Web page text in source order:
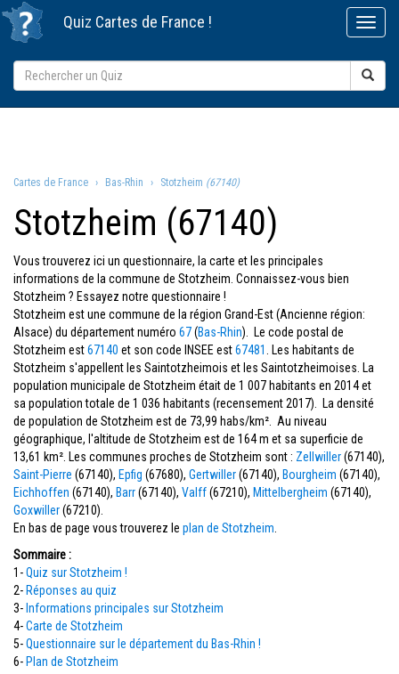
Quiz Cartes de France !
Cartes de France Bas-Rhin Stotzheim (67140)
Stotzheim (67140)
Vous trouverez ici un questionnaire, la carte et les principales
informations de la commune de Stotzheim. Connaissez-vous bien
Stotzheim ? Essayez notre questionnaire !
Stotzheim est une commune de la région Grand-Est (Ancienne région:
Alsace) du département numéro 67(Bas-Rhin). Le code postal de
Stotzheim est67140 et son code INSEE est67481
. Les habitants de
Stotzheim s'appellent les Saintotzheimois et les Saintotzheimoises. La
population municipale de Stotzheim était de 1 007 habitants en 2014 et
sa population totale de 1 036 habitants (recensement 2017). La densité
de population de Stotzheim est de 73,99 habs/km². Au niveau
géographique, l'altitude de Stotzheim est de 164 m et sa superficie de
13,61 km². Les communes proches de Stotzheim sont : Zellwiller(67140),
Saint-Pierre (67140), Epfig (67680), Gertwiller(67140), Bourgheim (67140),
Eichhoffen (67140), Barr(67140), Valff(67210), Mittelbergheim (67140),
Goxwiller(67210).
En bas de page vous trouverez le plan de Stotzheim
Sommaire :
1-Quiz sur Stotzheim !
2- Réponses au quiz
3- Informations principales sur Stotzheim
4-Carte de Stotzheim
5-Questionnaire sur le département du Bas-Rhin !
6- Plan de Stotzheim